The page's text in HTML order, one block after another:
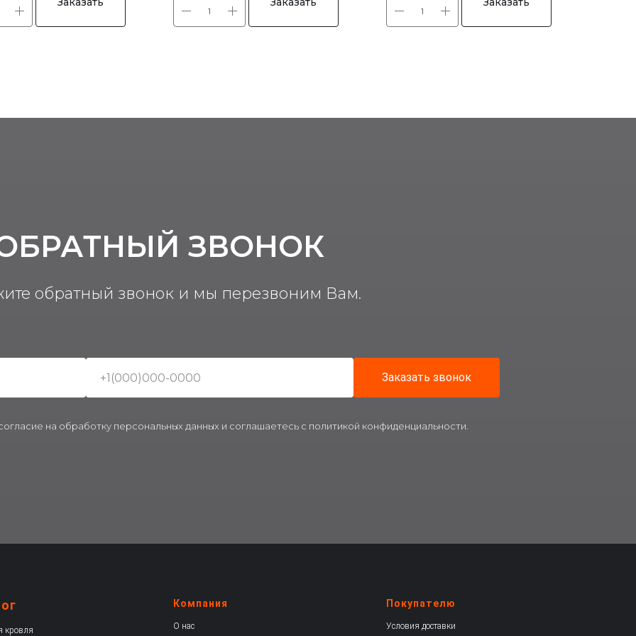
ЗВОНОК
обратный звонок и мы перезвоним Вам.
Заказать звонок
на обработку персональных данных и соглашаетесь c политикой конфиденциальности.
кровля
Компания
О нас
Покупателю
Условия доставки